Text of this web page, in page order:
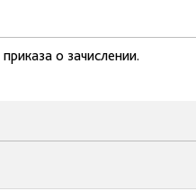
о зачислении.